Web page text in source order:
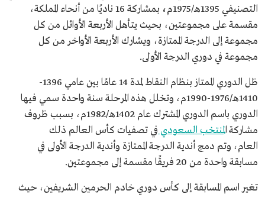
التصنيفي 1395هـ/1975م
،
بمشاركة 16 ناديًا من أنحاء المملكة،
مقسمة على مجموعتين، بحيث يتأهل الأربعة الأوائل من كل
مجموعة إلى الدرجة الممتازة، ويشارك الأربعة الأواخر من كل
مجموعة في دوري الدرجة الأولى.
ظل الدوري الممتاز بنظام النقاط لمدة 14 عامًا بين عامي 1396-
1410هـ/1976-1990م، وتخلل هذه المرحلة سنة واحدة سمي فيها
الدوري باسم الدوري المشترك عام 1402هـ/1982م، بسبب ظروف
مشاركة المنتخب السعودي في تصفيات كأس العالم ذلك
العام، وتم دمج أندية الدرجة الممتازة وأندية الدرجة الأولى في
مسابقة واحدة من 20 فريقًا مقسمة إلى مجموعتين.
تغير اسم المسابقة إلى كأس دوري خادم الحرمين الشريفين، حيث